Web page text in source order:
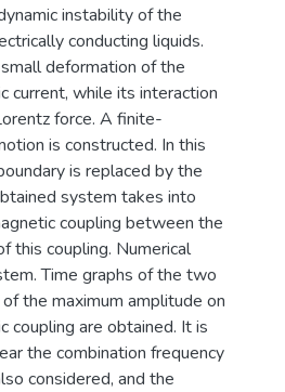
instability of the
conducting liquids.
deformation of the
current, while its interaction
force. A finite-
is constructed. In this
is replaced by the
system takes into
coupling between the
this coupling. Numerical
Time graphs of the two
the maximum amplitude on
coupling are obtained. It is
the combination frequency
considered, and the